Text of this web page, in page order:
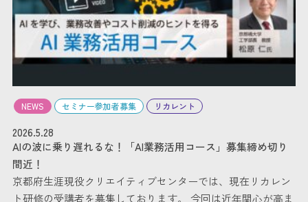
NEWS セミナー参加者募集 リカレント
2026.5.28
AIの波に乗り遅れるな！「AI業務活用コース」募集締め切り
間近！
京都府生涯現役クリエイティブセンターでは、現在リカレン
ト研修の受講者を募集しております。 今回は近年関心が高ま